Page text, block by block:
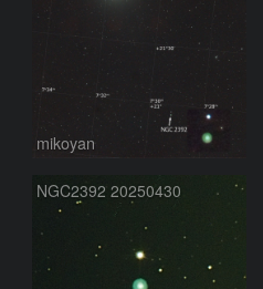
mikoyan
NGC2392 20250430